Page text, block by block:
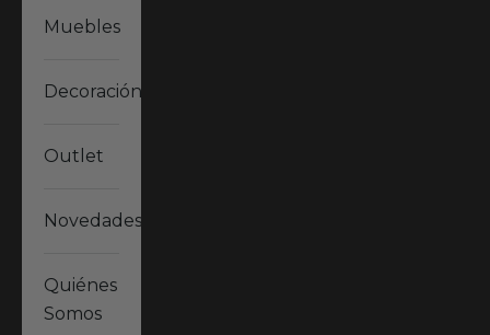
Muebles
Decoración
Outlet
Novedades
Quiénes
Somos